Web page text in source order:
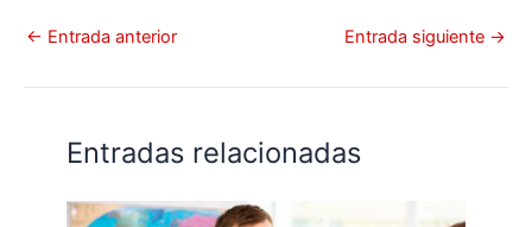
← Entrada anterior Entrada siguiente →
Entradas relacionadas